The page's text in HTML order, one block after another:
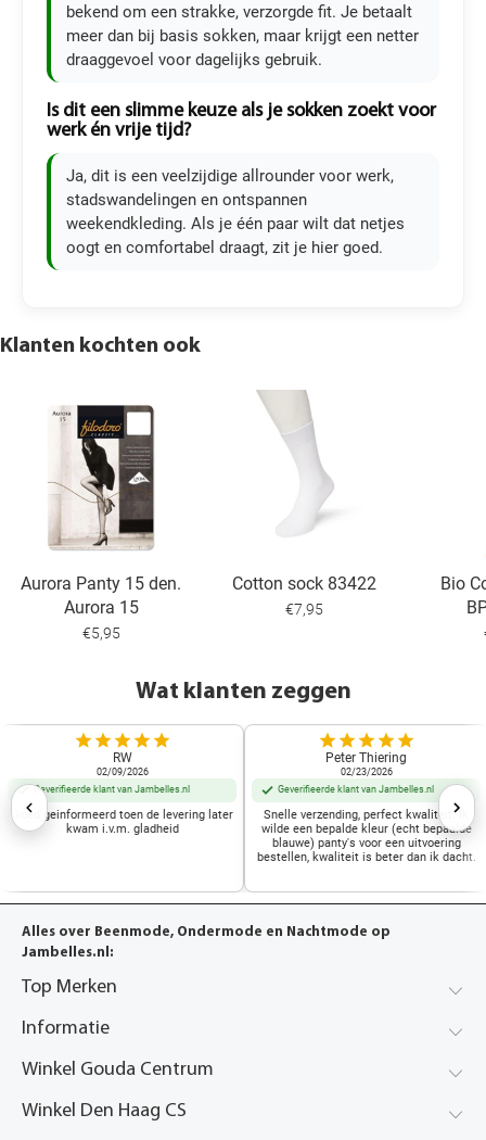
bekend om een strakke, verzorgde fit. Je betaalt
meer dan bij basis sokken, maar krijgt een netter
draaggevoel voor dagelijks gebruik.
Is dit een slimme keuze als je sokken zoekt voor
werk én vrije tijd?
Ja, dit is een veelzijdige allrounder voor werk,
stadswandelingen en ontspannen
weekendkleding. Als je één paar wilt dat netjes
oogt en comfortabel draagt, zit je hier goed.
Klanten kochten ook
Aurora Panty 15 den.
Aurora 15
€5,95
Cotton sock 83422
€7,95
Bio
Wat klanten zeggen
RW
02/09/2026
Geverifieerde klant van Jambelles.nl
Goed geinformeerd toen de levering later
kwam i.v.m. gladheid
Peter Thiering
02/23/2026
Geverifieerde klant van Jambelles.nl
Snelle verzending, perfect kwaliteit. Ik
wilde een bepalde kleur (echt bepaalde
blauwe) panty's voor een uitvoering
bestellen, kwaliteit is beter dan ik dacht.
Alles over Beenmode, Ondermode en Nachtmode op
Jambelles.nl:
Top Merken
Informatie
Winkel Gouda Centrum
Winkel Den Haag CS